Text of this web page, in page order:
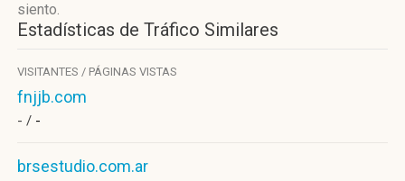
siento.
Estadísticas de Tráfico Similares
VISITANTES / PÁGINAS VISTAS
fnjjb.com
- / -
brsestudio.com.ar